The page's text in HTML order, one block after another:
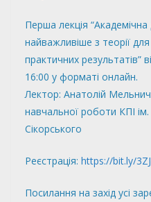
Перша лекція “Академічна
найважливіше з теорії для
практичних результатів”
16:00 у форматі онлайн.
Лектор: Анатолій
навчальної роботи КПІ ім.
Сікорського
Реєстрація: https://bit.ly/
Посилання на захід усі